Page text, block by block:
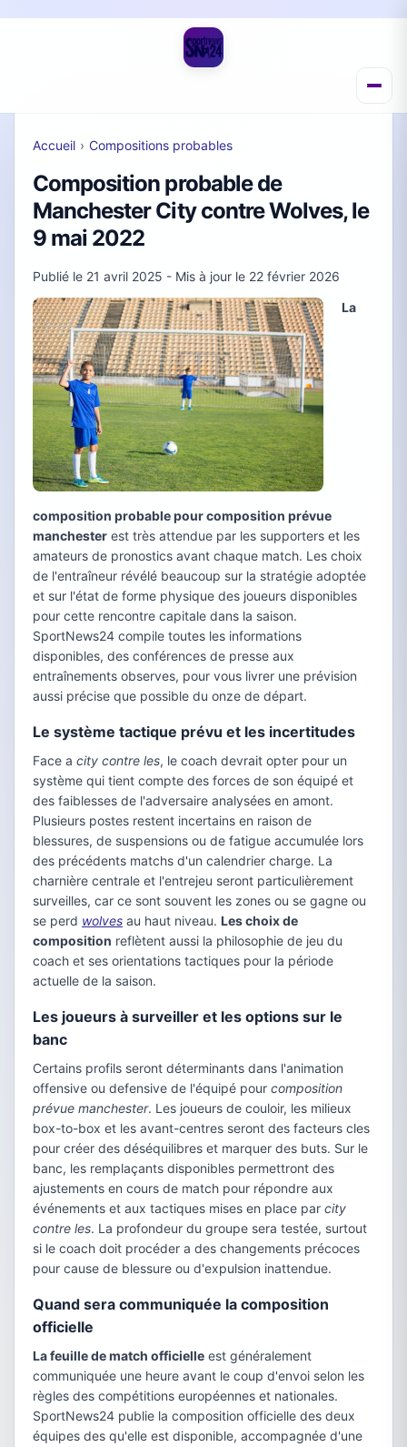
Accueil › Compositions probables
Composition probable de
Manchester City contre Wolves, le
9 mai 2022
Publié le 21 avril 2025 - Mis à jour le 22 février 2026
La
composition probable pour composition prévue
manchester est très attendue par les supporters et les
amateurs de pronostics avant chaque match. Les choix
de l'entraîneur révélé beaucoup sur la stratégie adoptée
et sur l'état de forme physique des joueurs disponibles
pour cette rencontre capitale dans la saison.
SportNews24 compile toutes les informations
disponibles, des conférences de presse aux
entraînements observes, pour vous livrer une prévision
aussi précise que possible du onze de départ.
Le système tactique prévu et les incertitudes
Face a city contre les, le coach devrait opter pour un
système qui tient compte des forces de son équipé et
des faiblesses de l'adversaire analysées en amont.
Plusieurs postes restent incertains en raison de
blessures, de suspensions ou de fatigue accumulée lors
des précédents matchs d'un calendrier charge. La
charnière centrale et l'entrejeu seront particulièrement
surveilles, car ce sont souvent les zones ou se gagne ou
se perd wolves au haut niveau. Les choix de
composition reflètent aussi la philosophie de jeu du
coach et ses orientations tactiques pour la période
actuelle de la saison.
Les joueurs à surveiller et les options sur le
banc
Certains profils seront déterminants dans l'animation
offensive ou defensive de l'équipé pour composition
prévue manchester. Les joueurs de couloir, les milieux
box-to-box et les avant-centres seront des facteurs cles
pour créer des déséquilibres et marquer des buts. Sur le
banc, les remplaçants disponibles permettront des
ajustements en cours de match pour répondre aux
événements et aux tactiques mises en place par city
contre les. La profondeur du groupe sera testée, surtout
si le coach doit procéder a des changements précoces
pour cause de blessure ou d'expulsion inattendue.
Quand sera communiquée la composition
officielle
La feuille de match officielle est généralement
communiquée une heure avant le coup d'envoi selon les
règles des compétitions européennes et nationales.
SportNews24 publie la composition officielle des deux
équipes des qu'elle est disponible, accompagnée d'une